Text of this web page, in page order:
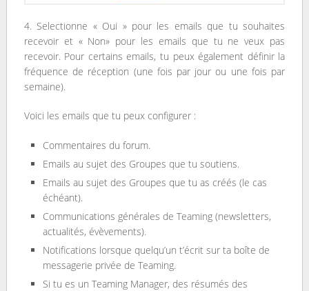
4. Selectionne « Oui » pour les emails que tu souhaites
recevoir et « Non» pour les emails que tu ne veux pas
recevoir. Pour certains emails, tu peux également définir la
fréquence de réception (une fois par jour ou une fois par
semaine).
Voici les emails que tu peux configurer :
Commentaires du forum.
Emails au sujet des Groupes que tu soutiens.
Emails au sujet des Groupes que tu as créés (le cas
échéant).
Communications générales de Teaming (newsletters,
actualités, évèvements).
Notifications lorsque quelqu’un t’écrit sur ta boîte de
messagerie privée de Teaming.
Si tu es un Teaming Manager, des résumés des